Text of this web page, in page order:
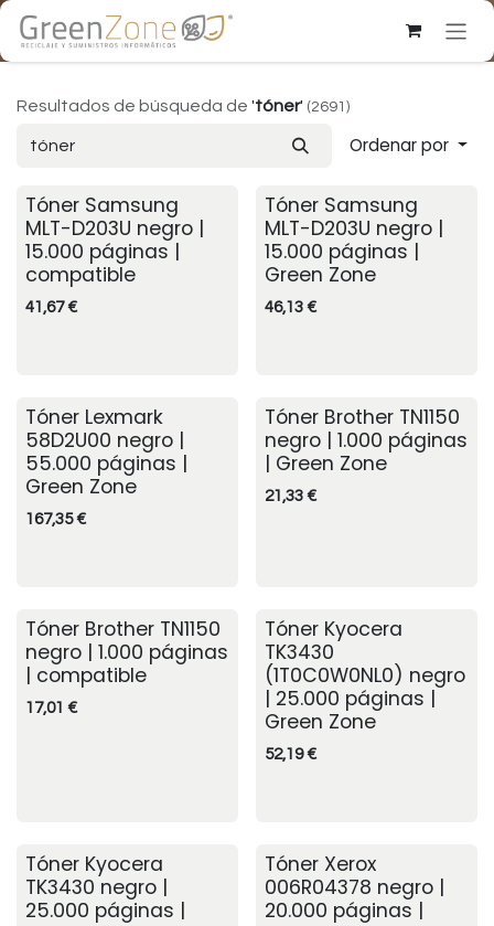
Ir al contenido
Resultados de búsqueda de 'tóner' (2691)
Ordenar por
Tóner Samsung
MLT-D203U negro |
15.000 páginas |
compatible
41,67€
Tóner Samsung
MLT-D203U negro |
15.000 páginas |
Green Zone
46,13€
Tóner Lexmark
58D2U00 negro |
55.000 páginas |
Green Zone
167,35€
Tóner Brother TN1150
negro | 1.000 páginas
| Green Zone
21,33€
Tóner Brother TN1150
negro | 1.000 páginas
| compatible
17,01 €
Tóner Kyocera
TK3430
(1T0C0W0NL0) negro
| 25.000 páginas |
Green Zone
52,19€
Tóner Kyocera
TK3430 negro |
25.000 páginas |
Tóner Xerox
006R04378 negro |
20.000 páginas |